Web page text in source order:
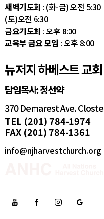
새벽기도회 : (화-금) 오전 5:30
(토)오전 6:30
금요기도회 : 오후 8:00
교육부 금요 모임 : 오후 8:00
뉴저지 하베스트 교회
담임목사: 정선약
370 Demarest Ave.
TEL (201) 784-1974
FAX (201) 784-1361
info@njharvestchurch.org